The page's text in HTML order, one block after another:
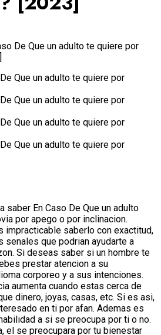
De Que un adulto te quiere por
saber En Caso De Que un adulto
por apego o por inclinacion.
impracticable saberlo con exactitud,
senales que podri­an ayudarte a
Si deseas saber si un hombre te
prestar atencion a su
corporeo y a sus intenciones.
aumenta cuando estas cerca de
dinero, joyas, casas, etc. Si es asi,
en ti por afan. Ademas es
a si se preocupa por ti o no.
el se preocupara por tu bienestar